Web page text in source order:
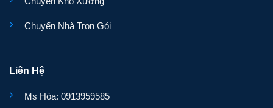
Chuyển Nhà Trọn Gói
Liên Hệ
Ms Hòa: 0913959585